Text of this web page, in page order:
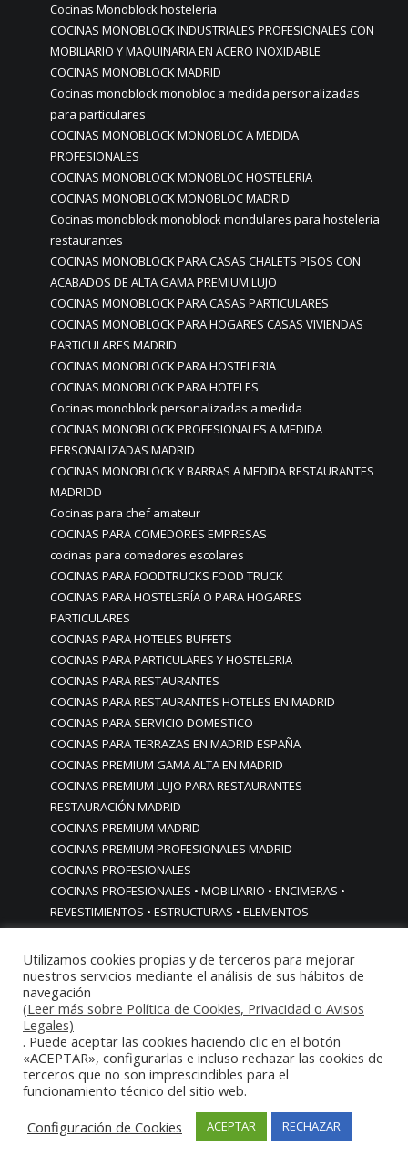
Cocinas Monoblock hosteleria
COCINAS MONOBLOCK INDUSTRIALES PROFESIONALES CON
MOBILIARIO Y MAQUINARIA EN ACERO INOXIDABLE
COCINAS MONOBLOCK MADRID
Cocinas monoblock monobloc a medida personalizadas
para particulares
COCINAS MONOBLOCK MONOBLOC A MEDIDA
PROFESIONALES
COCINAS MONOBLOCK MONOBLOC HOSTELERIA
COCINAS MONOBLOCK MONOBLOC MADRID
Cocinas monoblock monoblock mondulares para hosteleria
restaurantes
COCINAS MONOBLOCK PARA CASAS CHALETS PISOS CON
ACABADOS DE ALTA GAMA PREMIUM LUJO
COCINAS MONOBLOCK PARA CASAS PARTICULARES
COCINAS MONOBLOCK PARA HOGARES CASAS VIVIENDAS
PARTICULARES MADRID
COCINAS MONOBLOCK PARA HOSTELERIA
COCINAS MONOBLOCK PARA HOTELES
Cocinas monoblock personalizadas a medida
COCINAS MONOBLOCK PROFESIONALES A MEDIDA
PERSONALIZADAS MADRID
COCINAS MONOBLOCK Y BARRAS A MEDIDA RESTAURANTES
MADRIDD
Cocinas para chef amateur
COCINAS PARA COMEDORES EMPRESAS
cocinas para comedores escolares
COCINAS PARA FOODTRUCKS FOOD TRUCK
COCINAS PARA HOSTELERÍA O PARA HOGARES
PARTICULARES
COCINAS PARA HOTELES BUFFETS
COCINAS PARA PARTICULARES Y HOSTELERIA
COCINAS PARA RESTAURANTES
COCINAS PARA RESTAURANTES HOTELES EN MADRID
COCINAS PARA SERVICIO DOMESTICO
COCINAS PARA TERRAZAS EN MADRID ESPAÑA
COCINAS PREMIUM GAMA ALTA EN MADRID
COCINAS PREMIUM LUJO PARA RESTAURANTES
RESTAURACIÓN MADRID
COCINAS PREMIUM MADRID
COCINAS PREMIUM PROFESIONALES MADRID
COCINAS PROFESIONALES
COCINAS PROFESIONALES • MOBILIARIO • ENCIMERAS •
REVESTIMIENTOS • ESTRUCTURAS • ELEMENTOS
DECORATIVOS ACERO INOXIDABLE
COCINAS PROFESIONALES A MEDIDA PERSONALIZADAS PARA
PARTICULARES
COCINAS PROFESIONALES ACERO INOXIDABLE
COCINAS PROFESIONALES HORECA
COCINAS PROFESIONALES HOSTELERÍA MADRID
Cocinas profesionales industriales monoblock a medida
personalizadas
Cocinas profesionales industriales monoblock a medida
personalizadasCocinas profesionales industriales
monoblock a medida personalizadas
Utilizamos cookies propias y de terceros para mejorar
nuestros servicios mediante el análisis de sus hábitos de
navegación
(Leer más sobre Política de Cookies, Privacidad o Avisos
Legales)
. Puede aceptar las cookies haciendo clic en el botón
«ACEPTAR», configurarlas e incluso rechazar las cookies de
terceros que no son imprescindibles para el
funcionamiento técnico del sitio web.
Configuración de Cookies
ACEPTAR RECHAZAR